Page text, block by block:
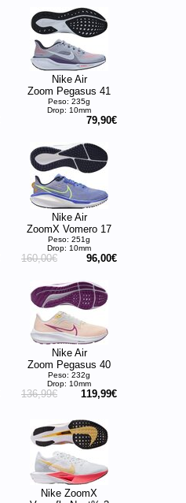
Nike Air
Zoom Pegasus 41
Peso: 235g
Drop: 10mm
79,90€
Nike Air
ZoomX Vomero 17
Peso: 251g
Drop: 10mm
160,00€ 96,00€
Nike Air
Zoom Pegasus 40
Peso: 232g
Drop: 10mm
136,99€ 119,99€
Nike ZoomX